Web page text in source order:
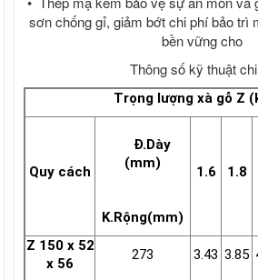
Ván coppha đỏ 4m, Ván cốp pha đen,
Ván Coppha Mỹ Anh, Ván Bình Minh, Ván
coppha Thanh Mai
Ván Coppha Thanh Mai, Ván cốp pha
chất lượng
Ván coppha Bình Minh, Bảng báo giá ván
bình Minh, Ván cốp pha chất lượng
Tôn đổ sàn - Tôn sàn deck
Giá tôn đổ sàn bê tông H 75 W 900 - Tôn
sàn deck giá rẻ nhất Miền Nam
rẻ - Bảng giá tôn sàn deck
Giá tôn đổ sàn bê tông H 50 W 1000 -
Tôn sàn deck giá rẻ nhất Miền Nam
Lưới B40 , Rào lưới, Kẽm gai
sơn chống gỉ, giảm bớt chi phí bảo trì
bền vững cho
Thông số kỹ thuật
Trọng lượng xà gỗ Z
Quy cách
Đ.Dày
(mm)
K.Rộng(mm)
1.6 1.8
Z 150 x 52
x 56
273 3.43 3.85